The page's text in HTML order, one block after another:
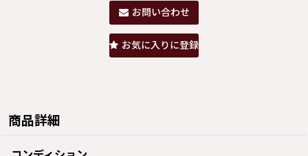
お問い合わせ
お気に入りに登録
商品詳細